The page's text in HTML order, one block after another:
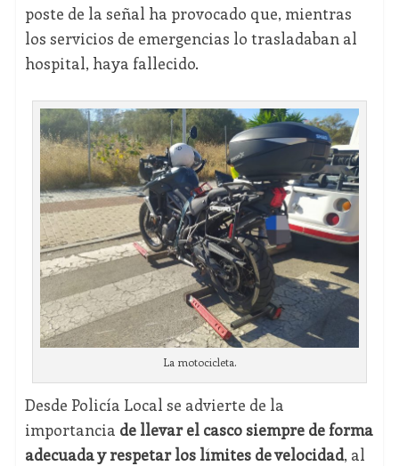
poste de la señal ha provocado que, mientras
los servicios de emergencias lo trasladaban al
hospital, haya fallecido.
La motocicleta.
Desde Policía Local se advierte de la
importancia de llevar el casco siempre de forma
adecuada y respetar los límites de velocidad, al